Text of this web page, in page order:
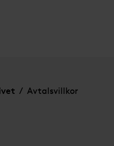
/ Avtalsvillkor